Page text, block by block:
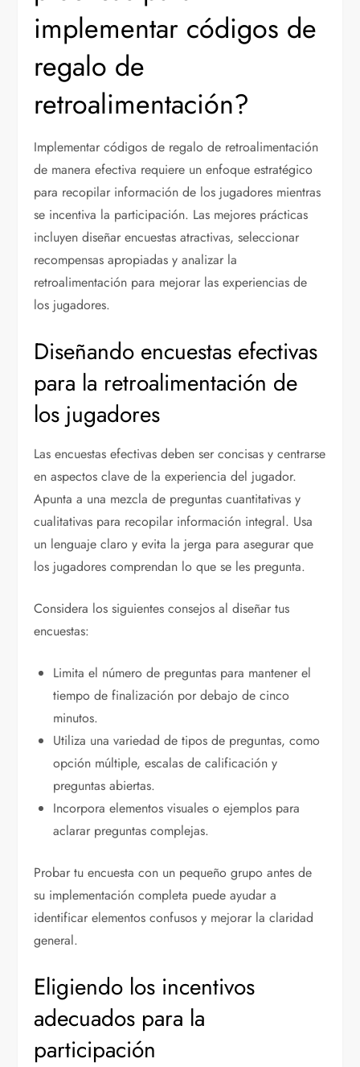
implementar códigos de
regalo de
retroalimentación?
Implementar códigos de regalo de retroalimentación
de manera efectiva requiere un enfoque estratégico
para recopilar información de los jugadores mientras
se incentiva la participación. Las mejores prácticas
incluyen diseñar encuestas atractivas, seleccionar
recompensas apropiadas y analizar la
retroalimentación para mejorar las experiencias de
los jugadores.
Diseñando encuestas efectivas
para la retroalimentación de
los jugadores
Las encuestas efectivas deben ser concisas y centrarse
en aspectos clave de la experiencia del jugador.
Apunta a una mezcla de preguntas cuantitativas y
cualitativas para recopilar información integral. Usa
un lenguaje claro y evita la jerga para asegurar que
los jugadores comprendan lo que se les pregunta.
Considera los siguientes consejos al diseñar tus
encuestas:
Limita el número de preguntas para mantener el
tiempo de finalización por debajo de cinco
minutos.
Utiliza una variedad de tipos de preguntas, como
opción múltiple, escalas de calificación y
preguntas abiertas.
Incorpora elementos visuales o ejemplos para
aclarar preguntas complejas.
Probar tu encuesta con un pequeño grupo antes de
su implementación completa puede ayudar a
identificar elementos confusos y mejorar la claridad
general.
Eligiendo los incentivos
adecuados para la
participación